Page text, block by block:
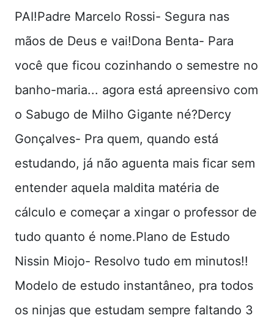
PAI!Padre Marcelo Rossi- Segura nas
mãos de Deus e vai!Dona Benta- Para
você que ficou cozinhando o semestre no
banho-maria... agora está apreensivo com
o Sabugo de Milho Gigante né?Dercy
Gonçalves- Pra quem, quando está
estudando, já não aguenta mais ficar sem
entender aquela maldita matéria de
cálculo e começar a xingar o professor de
tudo quanto é nome.Plano de Estudo
Nissin Miojo- Resolvo tudo em minutos!!
Modelo de estudo instantâneo, pra todos
os ninjas que estudam sempre faltando 3